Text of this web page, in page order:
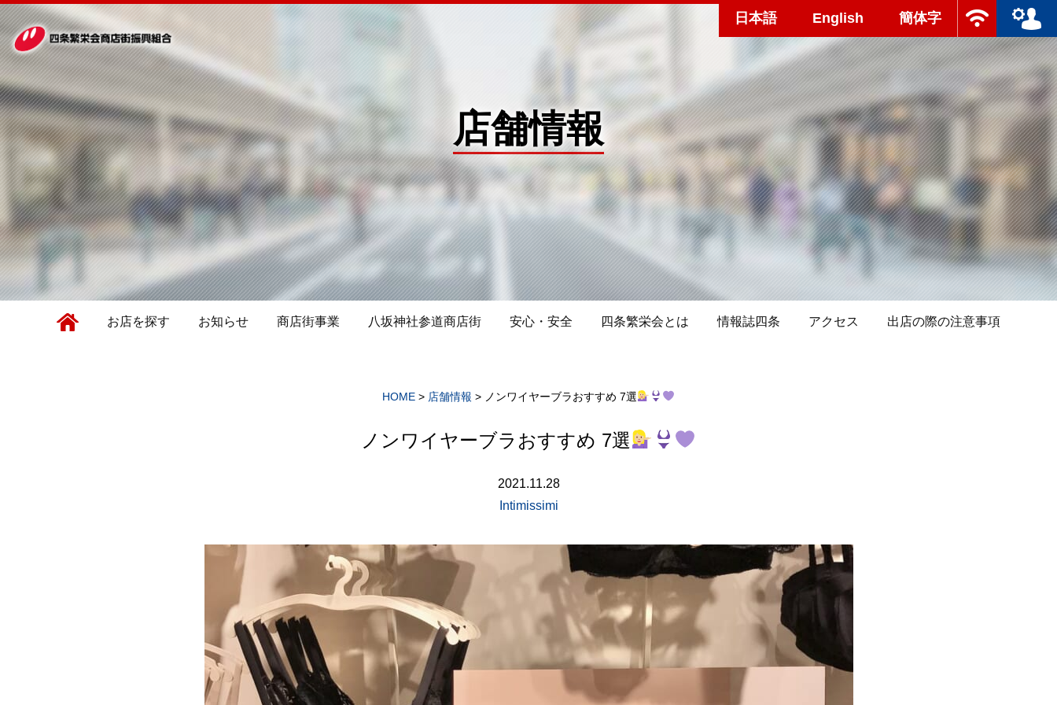
日本語 English 簡体字
店舗情報
お店を探す お知らせ 商店街事業 八坂神社参道商店街 安心・安全 四条繁栄会とは 情報誌四条 アクセス 出店の際の注意事項
HOME > 店舗情報 > ノンワイヤーブラおすすめ 7選
ノンワイヤーブラおすすめ 7選
2021.11.28
Intimissimi